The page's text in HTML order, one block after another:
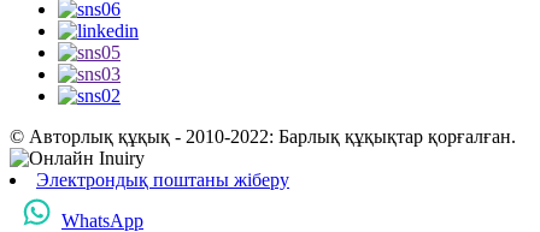
© Авторлық құқық - 2010-2022: Барлық құқықтар қорғалған.
Электрондық поштаны жіберу
WhatsApp